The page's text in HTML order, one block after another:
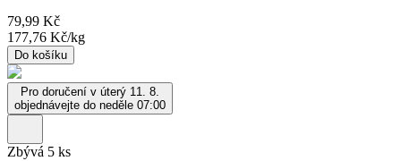
79,99 Kč
177,76 Kč/kg
Do košíku
Pro doručení v úterý 11. 8.
objednávejte do neděle 07:00
Zbývá 5 ks